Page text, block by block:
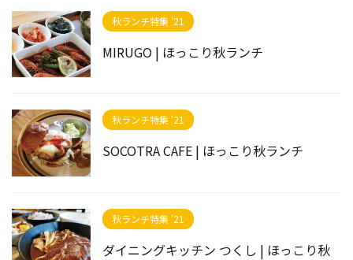
秋ランチ特集 '21
MIRUGO | ほっこり秋ランチ
秋ランチ特集 '21
SOCOTRA CAFE | ほっこり秋ランチ
秋ランチ特集 '21
ダイニングキッチン つくし | ほっこり秋